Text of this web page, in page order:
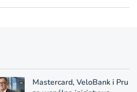
Mastercard, VeloBank i Pru